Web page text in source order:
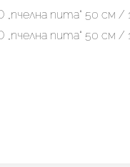
„пчелна пита“ 50 см /
„пчелна пита“ 50 см /